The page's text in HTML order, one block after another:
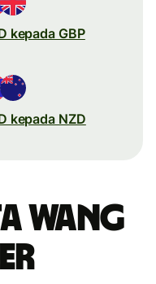
kepada GBP
kepada NZD
wang